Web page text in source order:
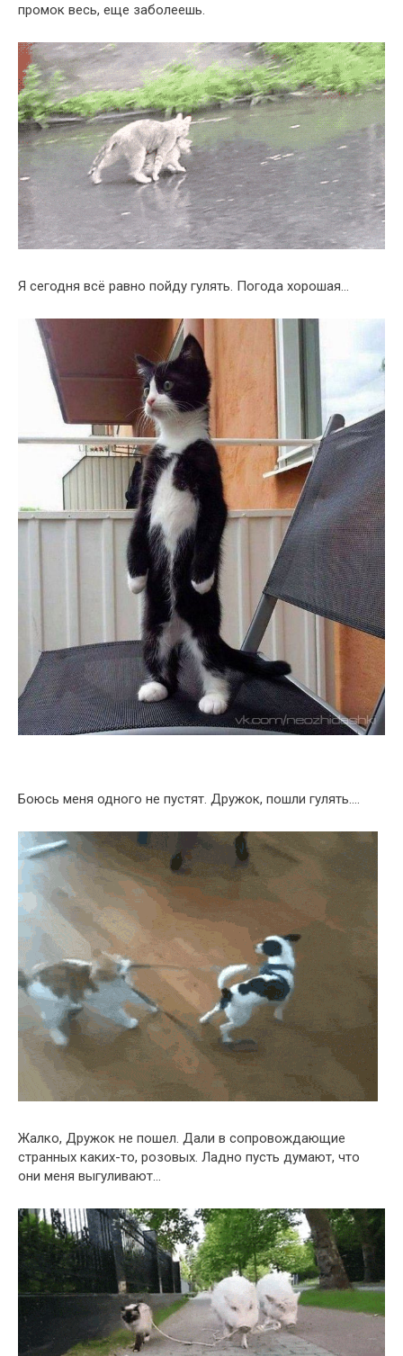
промок весь, еще заболеешь.
Я сегодня всё равно пойду гулять. Погода хорошая…
Боюсь меня одного не пустят. Дружок, пошли гулять….
Жалко, Дружок не пошел. Дали в сопровождающие
странных каких-то, розовых. Ладно пусть думают, что
они меня выгуливают…